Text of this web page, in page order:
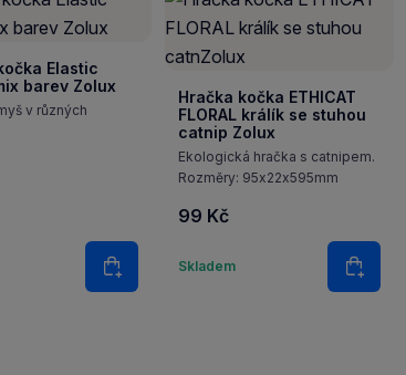
Elastic
barev Zolux
v různých
Množství
Do košíku
Hračka kočka ETHICAT
FLORAL králík se stuhou
catnip Zolux
Ekologická hračka s catnipem.
Rozměry: 95x22x595mm
99 Kč
Skladem
Množství
Do